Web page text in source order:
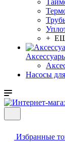
+
Насосы
Избранные